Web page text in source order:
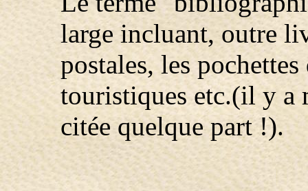
large incluant, outre
postales, les
touristiques etc.(il y a
citée quelque part !).